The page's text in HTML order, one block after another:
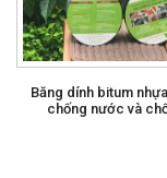
Băng dính bitum
chống nước và